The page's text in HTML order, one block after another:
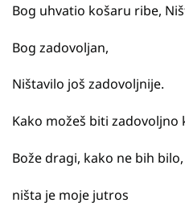
Bog uhvatio košaru ribe,
Bog zadovoljan,
Ništavilo još zadovoljnije.
Kako možeš biti zadovoljno
Bože dragi, kako ne bih
ništa je moje jutros